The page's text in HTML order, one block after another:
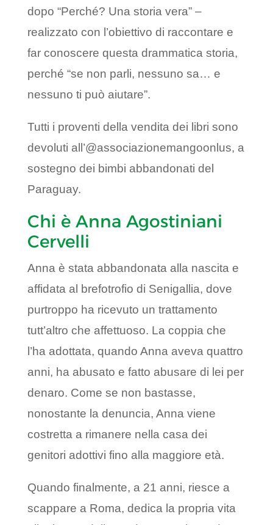
dopo “Perché? Una storia vera” –
realizzato con l’obiettivo di raccontare e
far conoscere questa drammatica storia,
perché “se non parli, nessuno sa… e
nessuno ti può aiutare”.
Tutti i proventi della vendita dei libri sono
devoluti all’@associazionemangoonlus, a
sostegno dei bimbi abbandonati del
Paraguay.
Chi è Anna Agostiniani
Cervelli
Anna è stata abbandonata alla nascita e
affidata al brefotrofio di Senigallia, dove
purtroppo ha ricevuto un trattamento
tutt’altro che affettuoso. La coppia che
l’ha adottata, quando Anna aveva quattro
anni, ha abusato e fatto abusare di lei per
denaro. Come se non bastasse,
nonostante la denuncia, Anna viene
costretta a rimanere nella casa dei
genitori adottivi fino alla maggiore età.
Quando finalmente, a 21 anni, riesce a
scappare a Roma, dedica la propria vita